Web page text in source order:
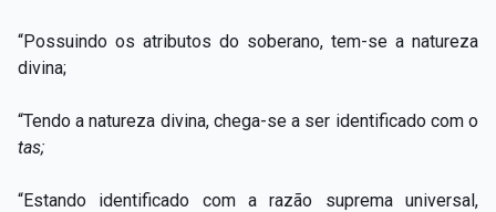
“Possuindo os atributos do soberano, tem-se a natureza
divina;
“Tendo a natureza divina, chega-se a ser identificado com o
tas;
“Estando identificado com a razão suprema universal,